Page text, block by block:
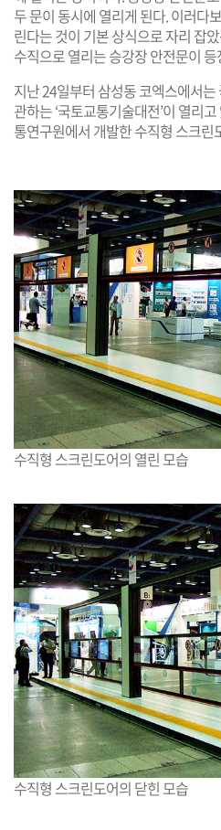
두 문이 동시에 열리게 된다. 이러다
린다는 것이 기본 상식으로 자리 잡
수직으로 열리는 승강장 안전문이
지난 24일부터 삼성동 코엑스에서
관하는 ‘국토교통기술대전’이 열리
통연구원에서 개발한 수직형 스크
수직형 스크린도어의 열린 모습
수직형 스크린도어의 닫힌 모습